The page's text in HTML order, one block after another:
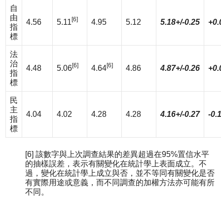
自
由
指
標
4.56 5.11 [6] 4.95 5.12 5.18+/-0.25
法
治
指
標
4.48 5.06[6] 4.64[6] 4.86 4.87+/-0.26
民
主
指
標
4.04 4.02 4.28 4.28 4.16+/-0.27 -
[6] 該數字與上次調查結果的差異超過在95%置信水平
的抽樣誤差，表示有關變化在統計學上表面成立。不
過，變化在統計學上成立與否，並不等同有關變化是否
有實際用途或意義，而不同調查的加權方法亦可能有所
不同。